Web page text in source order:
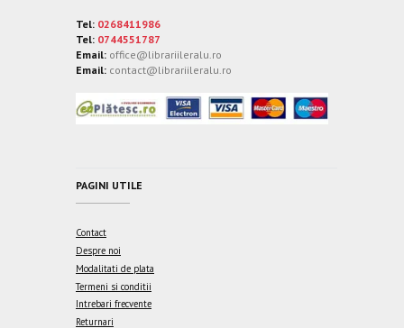
Tel: 0268411986
Tel: 0744551787
Email: office@librariileralu.ro
Email: contact@librariileralu.ro
PAGINI UTILE
Contact
Despre noi
Modalitati de plata
Termeni si conditii
Intrebari frecvente
Returnari